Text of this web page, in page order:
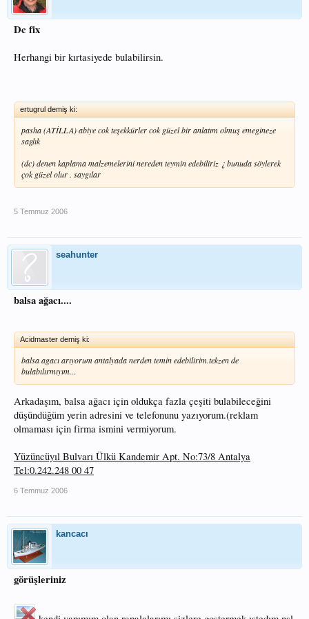
Dc fix
Herhangi bir kırtasiyede bulabilirsin.
ertugrul demiş ki:
pasha (ATİLLA) abiye cok teşekkürler cok güzel bir anlatım olmuş emegineze
saglık
(dc) denen kaplama malzemelerini nereden teymin edebiliriz ¿ bunuda söylerek
çok güzel olur . saygılar
5 Temmuz 2006
seahunter
balsa ağacı....
Acidmaster demiş ki:
balsa agacı arıyorum antalyada nerden temin edebilirim.tekzen de
bulabılırmıyım...
Arkadaşım, balsa ağacı için oldukça fazla çeşiti bulabileceğini
düşündüğüm yerin adresini ve telefonunu yazıyorum.(reklam
olmaması için firma ismini vermiyorum.
Yüzüncüyıl Bulvarı Ülkü Kandemir Apt. No:73/8 Antalya
Tel:0.242.248 00 47
6 Temmuz 2006
kancacı
görüşleriniz